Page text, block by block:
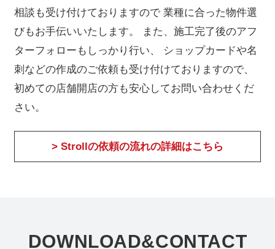
相談も受け付けておりますので業種に合った物件選
びもお手伝いいたします。
また、施工完了後のアフ
ターフォローもしっかり行い、
ショップカードや名
刺などの作成のご依頼も受け付けておりますので、
初めての店舗開店の方も安心してお問い合わせくだ
さい。
> Strollの依頼の流れの詳細はこちら
DOWNLOAD&CONTACT